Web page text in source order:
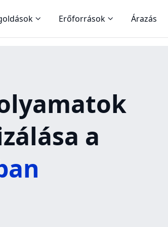
Erőforrások Árazás
a